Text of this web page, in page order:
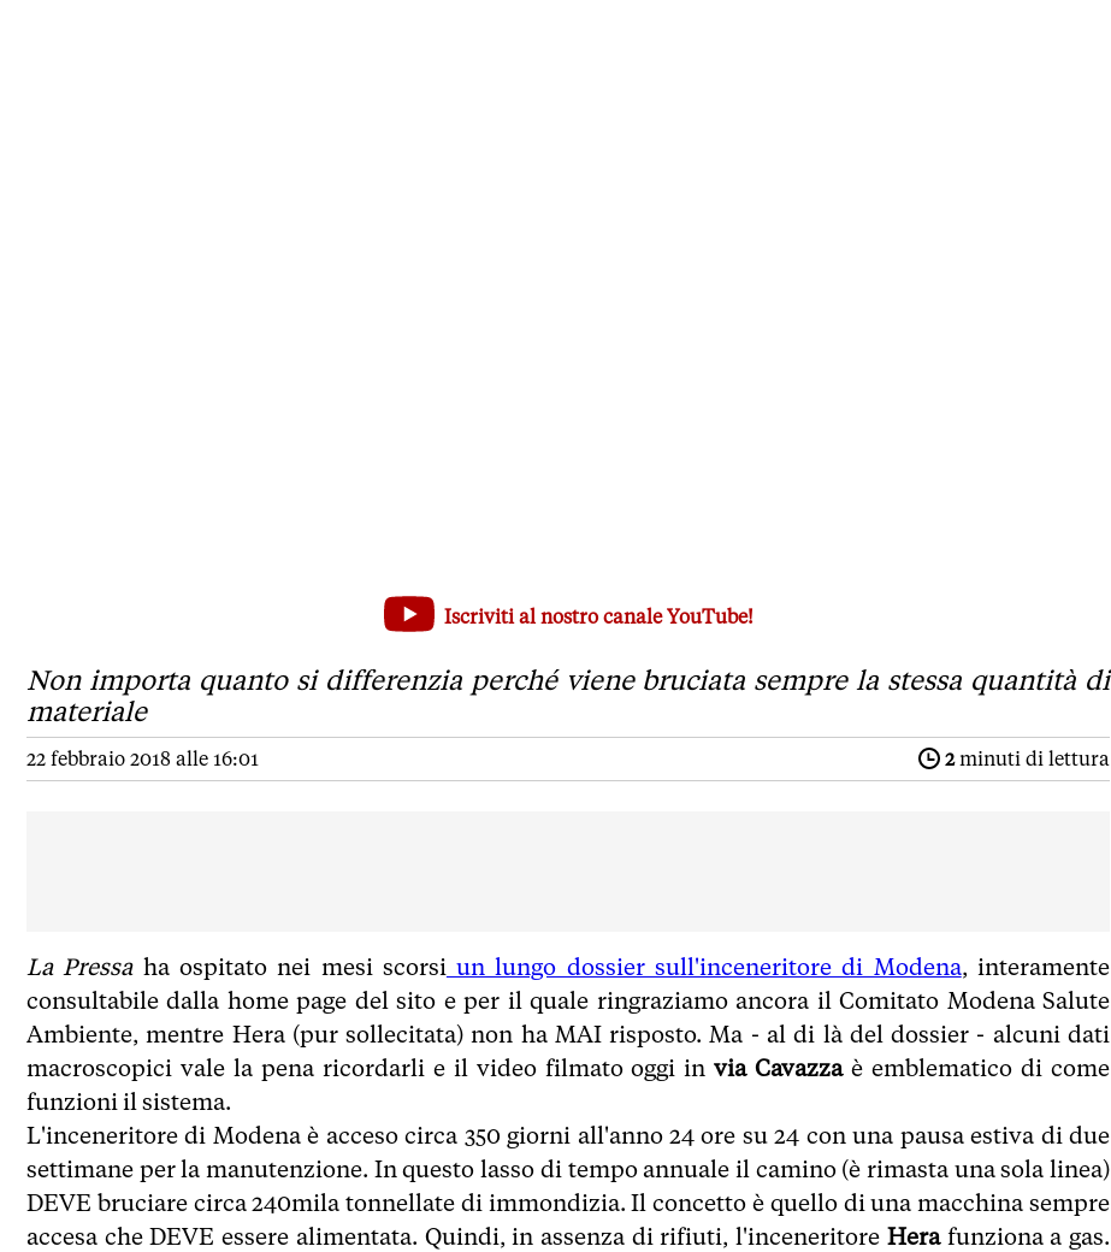
Un polo d'incenerimento nazionale nella città più inquinata d'Europa
Iscriviti al nostro canale YouTube!
Non importa quanto si differenzia perché viene bruciata sempre la stessa quantità di
materiale
22 febbraio 2018 alle 16:01 2minuti di lettura
La Pressaha ospitato nei mesi scorsi un lungo dossier sull'inceneritore di Modena, interamente
consultabile dalla home page del sito e per il quale ringraziamo ancora il Comitato Modena Salute
Ambiente, mentre Hera (pur sollecitata) non ha MAI risposto. Ma - al di là del dossier - alcuni dati
macroscopici vale la pena ricordarli e il video filmato oggi in via Cavazzaè emblematico di come
funzioni il sistema.
L'inceneritore di Modena è acceso circa 350 giorni all'anno 24 ore su 24 con una pausa estiva di due
settimane per la manutenzione. In questo lasso di tempo annuale il camino (è rimasta una sola linea)
DEVE bruciare circa 240mila tonnellate di immondizia. Il concetto è quello di una macchina sempre
accesa che DEVE essere alimentata. Quindi, in assenza di rifiuti, l'inceneritore Herafunziona a gas.